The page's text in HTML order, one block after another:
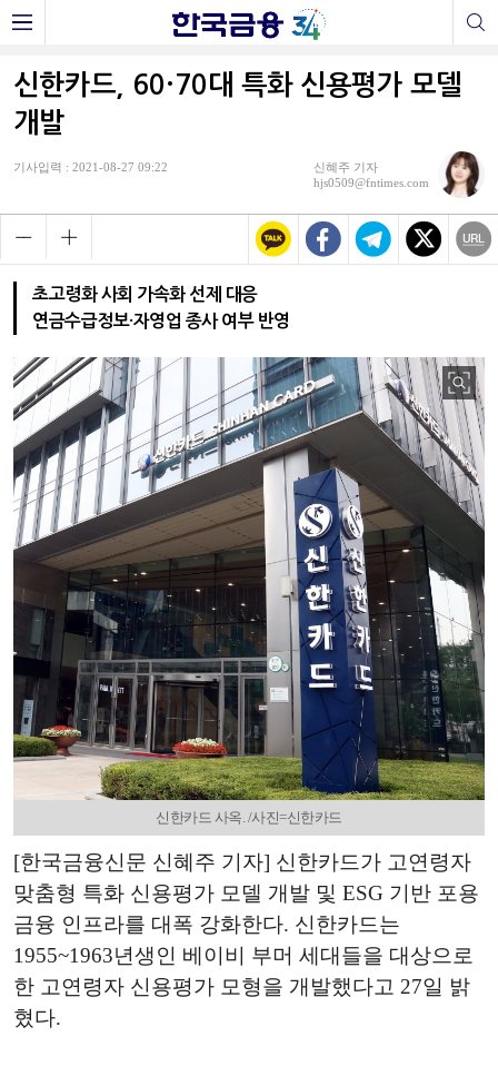
신한카드, 60·70대 특화 신용평가 모델
개발
기사입력 : 2021-08-27 09:22
신혜주 기자
hjs0509@fntimes.com
초고령화 사회 가속화 선제 대응
연금수급정보·자영업 종사 여부 반영
신한카드 사옥. /사진=신한카드
[한국금융신문 신혜주 기자] 신한카드가 고연령자
맞춤형 특화 신용평가 모델 개발 및 ESG 기반 포용
금융 인프라를 대폭 강화한다. 신한카드는
1955~1963년생인 베이비 부머 세대들을 대상으로
한 고연령자 신용평가 모형을 개발했다고 27일 밝
혔다.